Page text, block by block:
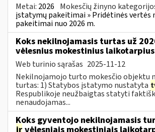
Metai: 2026 Mokesčių žinyno
įstatymų pakeitimai » Pridėtinės vertės
pakeitimai nuo 2026 m.
Koks nekilnojamasis turtas už
vėlesnius mokestinius
Web turinio sąrašas 2025-11-12
Nekilnojamojo turto mokesčio objektu
turtas: 1) Statybos įstatymo nustatyta
Respublikoje neužbaigtas statyti
nenaudojamas...
Koks gyventojo nekilnojamasis
ir vėlesniais mokestiniais